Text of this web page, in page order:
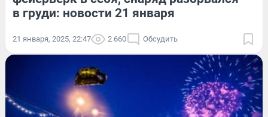
в груди: новости 21 января
21 января, 2025, 22:47 2 660 Обсудить